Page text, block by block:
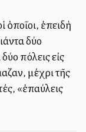
ὁποῖοι, ἐπειδὴ
δύο
πόλεις εἰς
μέχρι τῆς
«ἐπαύλεις